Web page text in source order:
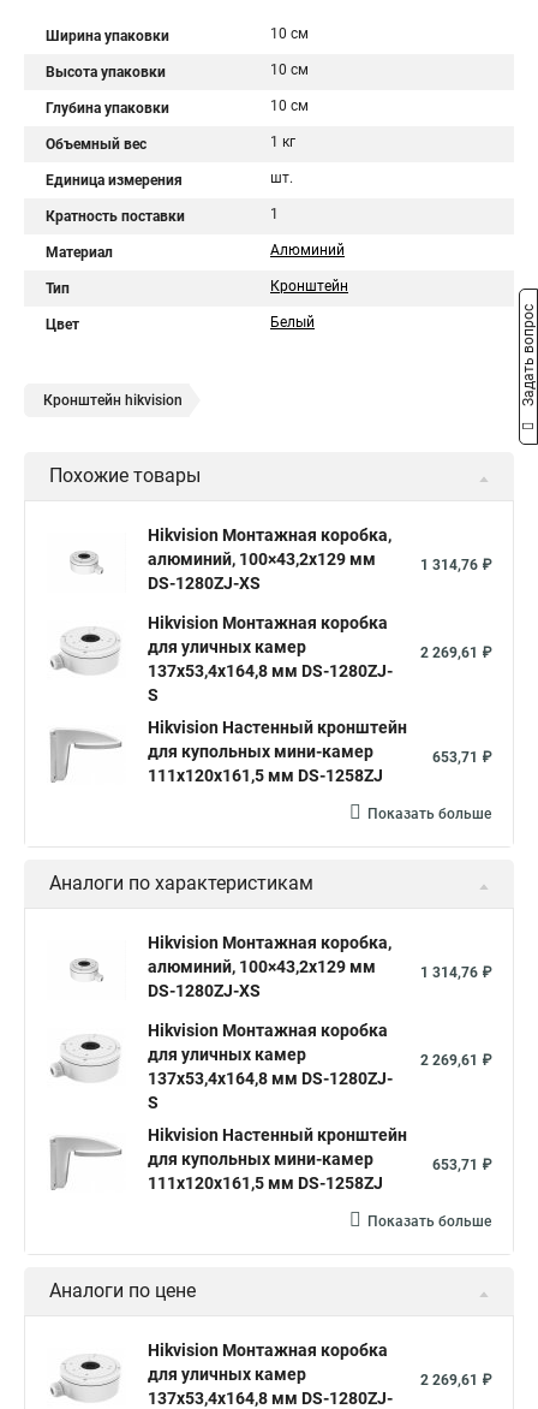
Ширина упаковки 10 см
Высота упаковки 10 см
Глубина упаковки 10 см
Объемный вес 1 кг
Единица измерения шт.
Кратность поставки 1
Материал Алюминий
Тип Кронштейн
Цвет Белый
Кронштейн hikvision
Похожие товары
Hikvision Монтажная коробка,
алюминий, 100×43,2x129 мм
DS-1280ZJ-XS
1 314,76 ₽
Hikvision Монтажная коробка
для уличных камер
137x53,4x164,8 мм DS-1280ZJ-
S
2 269,61 ₽
Hikvision Настенный кронштейн
для купольных мини-камер
111x120x161,5 мм DS-1258ZJ
653,71 ₽
Показать больше
Аналоги по характеристикам
Hikvision Монтажная коробка,
алюминий, 100×43,2x129 мм
DS-1280ZJ-XS
1 314,76 ₽
Hikvision Монтажная коробка
для уличных камер
137x53,4x164,8 мм DS-1280ZJ-
S
2 269,61 ₽
Hikvision Настенный кронштейн
для купольных мини-камер
111x120x161,5 мм DS-1258ZJ
653,71 ₽
Показать больше
Аналоги по цене
Hikvision Монтажная коробка
для уличных камер
137x53,4x164,8 мм DS-1280ZJ-
2 269,61 ₽
Задать вопрос